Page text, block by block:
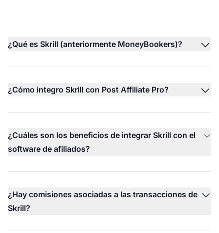
¿Qué es Skrill (anteriormente MoneyBookers)?
¿Cómo integro Skrill con Post Affiliate Pro?
¿Cuáles son los beneficios de integrar Skrill con el
software de afiliados?
¿Hay comisiones asociadas a las transacciones de
Skrill?